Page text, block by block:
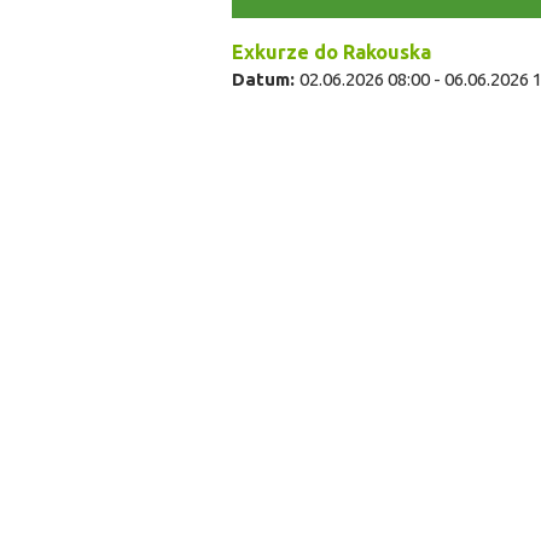
Exkurze do Rakouska
Datum: 02.06.2026 08:00 - 06.06.2026